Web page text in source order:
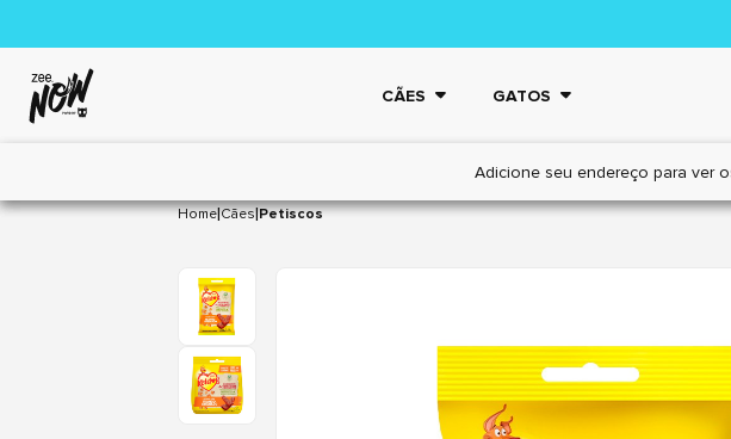
CÃES GATOS
Adicione seu endereço para ver
Home|Cães|Petiscos